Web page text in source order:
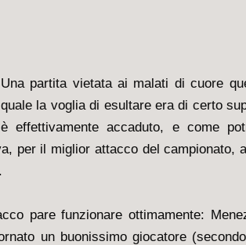
Una partita vietata ai malati di cuore
quale la voglia di esultare era di certo
è effettivamente accaduto, e come
per il miglior attacco del campionato,
pare funzionare ottimamente:
un buonissimo giocatore